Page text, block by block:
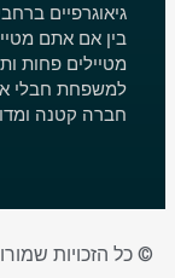
גיאוגרפיים
בין אם אתם
מטיילים פחות
למשפחת חבלי
חברה קטנה
© כל הזכויות